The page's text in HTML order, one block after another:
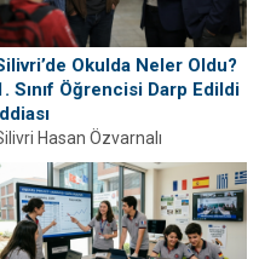
Okulda Neler Oldu?
Sınıf Öğrencisi Darp Edildi
Hasan Özvarnalı
1. sınıf öğrencisinin
edildiği iddia edildi. Aile darp
verilmediğini...